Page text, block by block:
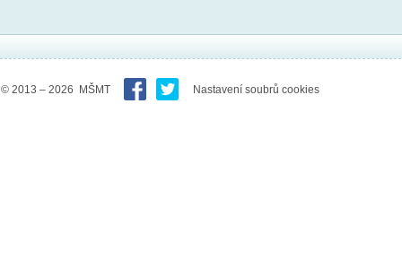
© 2013 – 2026 MŠMT Nastavení soubrů cookies